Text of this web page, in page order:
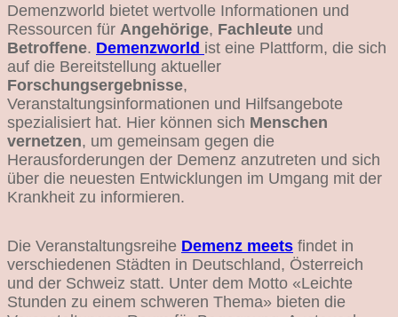
Demenzworld bietet wertvolle Informationen und
Ressourcen für Angehörige, Fachleute und
Betroffene. Demenzworld ist eine Plattform, die sich
auf die Bereitstellung aktueller
Forschungsergebnisse,
Veranstaltungsinformationen und Hilfsangebote
spezialisiert hat. Hier können sich Menschen
vernetzen, um gemeinsam gegen die
Herausforderungen der Demenz anzutreten und sich
über die neuesten Entwicklungen im Umgang mit der
Krankheit zu informieren.
Die Veranstaltungsreihe Demenz meets findet in
verschiedenen Städten in Deutschland, Österreich
und der Schweiz statt. Unter dem Motto «Leichte
Stunden zu einem schweren Thema» bieten die